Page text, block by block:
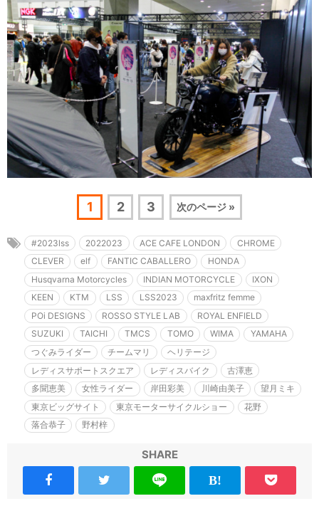
1 2 3 次のページ »
#2023lss 2022023 ACE CAFE LONDON
CHROME
CLEVER
elf FANTIC CABALLERO
HONDA
Husqvarna Motorcycles
INDIAN MOTORCYCLE
IXON
KEEN
KTM LSS LSS2023
maxfritz femme
POi DESIGNS
ROSSO STYLE LAB
ROYAL ENFIELD
SUZUKI
TAICHI TMCS TOMO WIMA
YAMAHA
つぐみライダー
チームマリ
ヘリテージ
レディスサポートスクエア
レディスバイク
古澤恵
多聞恵美
女性ライダー 岸田彩美 川崎由美子
望月ミキ
東京ビッグサイト
東京モーターサイクルショー
花野
落合恭子
野村梓
SHARE